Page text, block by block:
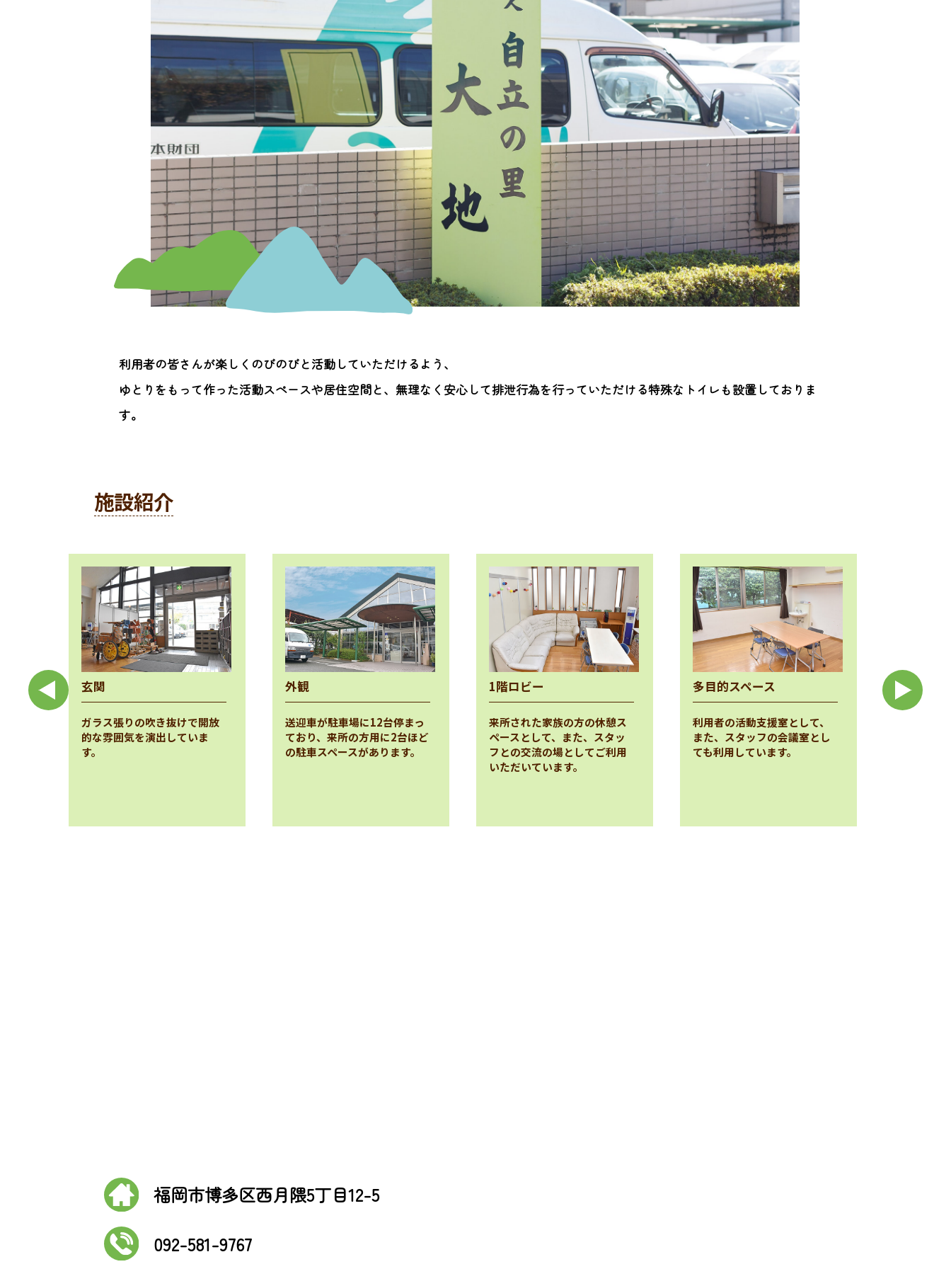
利用者の皆さんが楽しくのびのびと活動していただけるよう、
ゆとりをもって作った活動スペースや居住空間と、無理なく安心して排泄行為を行っていただける特殊なトイレも設置しておりま
す。
施設紹介
玄関
ガラス張りの吹き抜けで開放
的な雰囲気を演出していま
す。
外観
送迎車が駐車場に12台停まっ
ており、来所の方用に2台ほど
の駐車スペースがあります。
1階ロビー
来所された家族の方の休憩ス
ペースとして、また、スタッ
フとの交流の場としてご利用
いただいています。
多目的スペース
利用者の活動支援室として、
また、スタッフの会議室とし
ても利用しています。
トイレ
福岡市博多区西月隈5丁目12-5
092-581-9767